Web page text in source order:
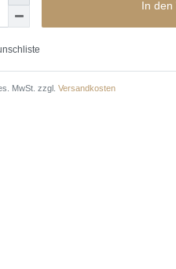
In den
MwSt. zzgl. Versandkosten